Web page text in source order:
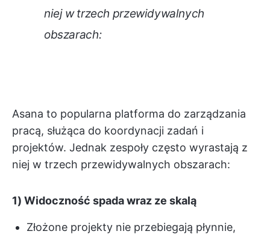
niej w trzech przewidywalnych
obszarach:
Asana to popularna platforma do zarządzania
pracą, służąca do koordynacji zadań i
projektów. Jednak zespoły często wyrastają z
niej w trzech przewidywalnych obszarach:
1) Widoczność spada wraz ze skalą
Złożone projekty nie przebiegają płynnie,